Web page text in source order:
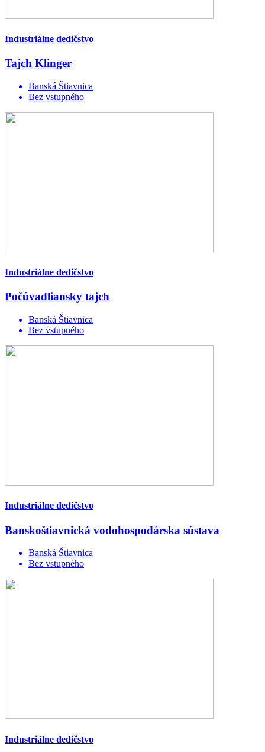
Industriálne dedičstvo
Tajch Klinger
Banská Štiavnica
Bez vstupného
Industriálne dedičstvo
Počúvadliansky tajch
Banská Štiavnica
Bez vstupného
Industriálne dedičstvo
Banskoštiavnická vodohospodárska sústava
Banská Štiavnica
Bez vstupného
Industriálne dedičstvo